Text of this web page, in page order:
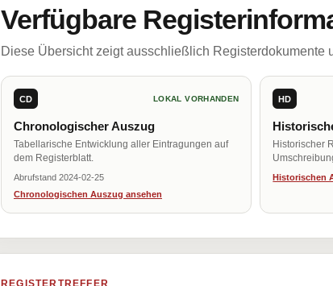
Verfügbare
Diese Übersicht zeigt ausschließlich
CD LOKAL VORHANDEN
Chronologischer Auszug
Tabellarische Entwicklung aller Eintragungen auf
dem Registerblatt.
Abrufstand 2024-02-25
Chronologischen Auszug ansehen
HD
Historischer
Historischen
REGISTERTREFFER